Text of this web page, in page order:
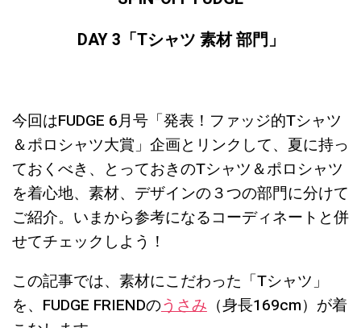
DAY 3 「Tシャツ 素材部門」
今回はFUDGE 6月号「発表！ファッジ的Tシャツ
＆ポロシャツ大賞」企画とリンクして、夏に持っ
ておくべき、とっておきのTシャツ＆ポロシャツ
を着心地、素材、デザインの３つの部門に分けて
ご紹介。いまから参考になるコーディネートと併
せてチェックしよう！
この記事では、素材にこだわった「Tシャツ」
を、FUDGE FRIENDのうさみ（身長169cm）が着